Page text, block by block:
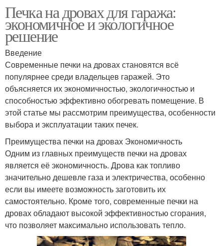
Печка на дровах для гаража:
экономичное и экологичное
решение
Введение
Современные печки на дровах становятся всё
популярнее среди владельцев гаражей. Это
объясняется их экономичностью, экологичностью и
способностью эффективно обогревать помещение. В
этой статье мы рассмотрим преимущества, особенности
выбора и эксплуатации таких печек.
Преимущества печки на дровах Экономичность
Одним из главных преимуществ печки на дровах
является её экономичность. Дрова как топливо
значительно дешевле газа и электричества, особенно
если вы имеете возможность заготовить их
самостоятельно. Кроме того, современные печки на
дровах обладают высокой эффективностью сгорания,
что позволяет максимально использовать тепло.